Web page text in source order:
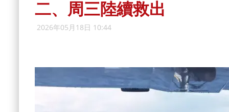
二、周三陸續救出
2026年05月18日 10:44